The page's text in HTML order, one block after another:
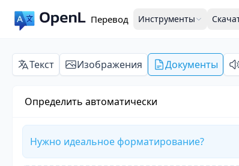
Перевод Инструменты
Текст Изображения Документы
Определить автоматически
Нужно идеальное форматирование?